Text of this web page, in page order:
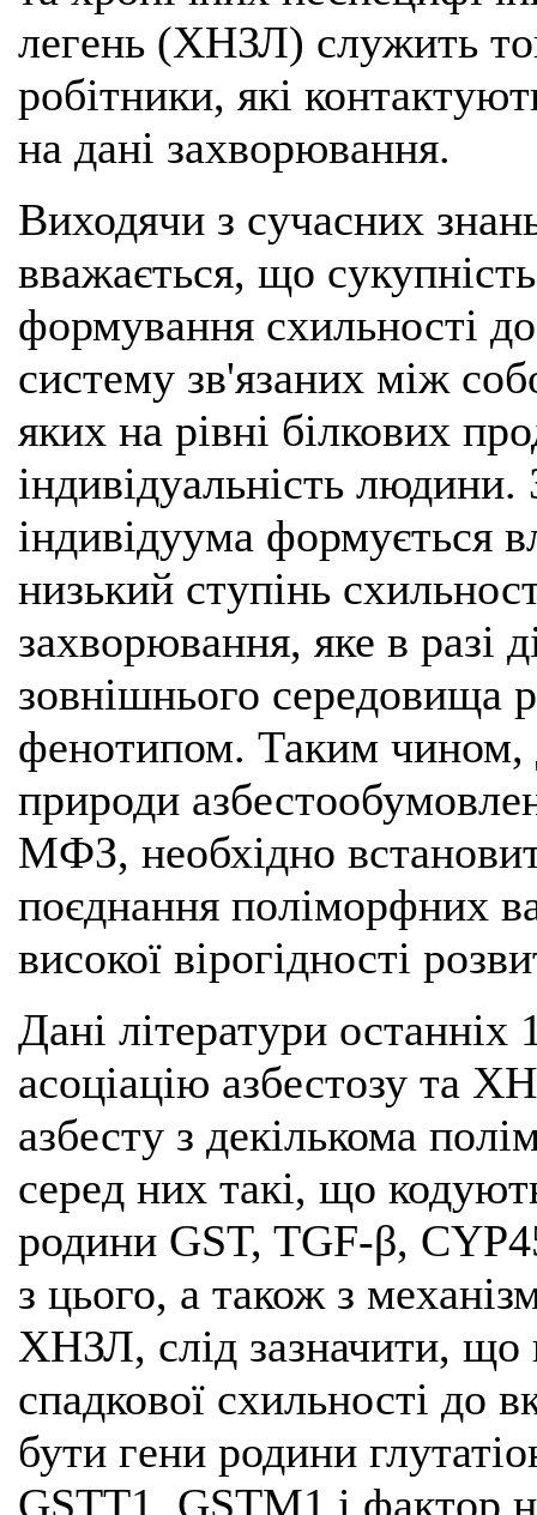
легень (ХНЗЛ) служить
робітники, які
на дані захворювання.
Виходячи з сучасних
вважається, що
формування схильності
систему зв'язаних між
яких на рівні білкових
індивідуальність
індивідуума формується
низький ступінь
захворювання, яке в разі
зовнішнього середовища
фенотипом. Таким чином,
природи
МФЗ, необхідно
поєднання поліморфних
високої вірогідності
Дані літератури
асоціацію азбестозу та
азбесту з декількома
серед них такі, що
родини GST, TGF-β,
з цього, а також з
ХНЗЛ, слід зазначити, що
спадкової схильності до
бути гени родини
GSTT1, GSTM1 і фактор